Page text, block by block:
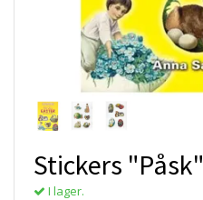
Stickers "Påsk"
I lager.